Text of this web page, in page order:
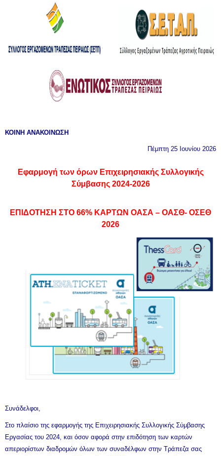
ΚΟΙΝΗ ΑΝΑΚΟΙΝΩΣΗ
Πέμπτη 25 Ιουνίου 2026
Εφαρμογή των όρων Επιχειρησιακής Συλλογικής
Σύμβασης 2024-2026
ΕΠΙΔΟΤΗΣΗ ΣΤΟ 66% ΚΑΡΤΩΝ ΟΑΣΑ – ΟΑΣΘ- ΟΣΕΘ
2026
Συνάδελφοι,
Στο πλαίσιο της εφαρμογής της Επιχειρησιακής Συλλογικής Σύμβασης
Εργασίας του 2024, και όσον αφορά στην επιδότηση των καρτών
απεριορίστων διαδρομών όλων των συναδέλφων στην Τράπεζα σας